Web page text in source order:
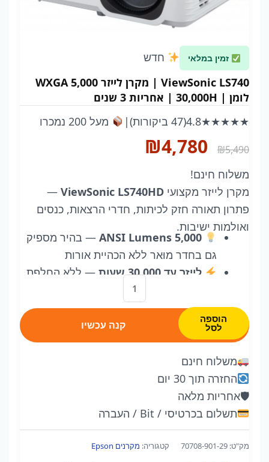
זמין במלאי
חדש
ViewSonic LS740 | מקרן לייזר WXGA 5,000
לומן | 30,000H | אחריות 3 שנים
★★★★★
4.8(47 ביקורות) | מעל 200 נמכרו
₪5,490 המחיר
המקורי
היה:
₪5,490.
₪4,780
₪4,780.
משלוח חינם!
מקרן לייזר מקצועי ViewSonic LS740HD
—
פתרון תאורה חזק לכיתות, חדרי הרצאות, כנסים
ואולמות ישיבות.
5,000 ANSI Lumens
— בהיר מספיק
גם בחדר מוּאר ללא הכהיית אורות
לייזר עד 30,000 שעות
— ללא החלפת
מנורה יקרה, עלות תחזוקה נמוכה
רזולוציהWXGA (1280×800) | תמונה
30"–300" | זום אופטי 1.3x
אחריות 3 שנים
שירות בבית הלקוח |
משלוח מהיר עד הדלת
כמות
של
LS740
5,000
הוספה
לסל קנה עכשיו
משלוח חינם
החזרה תוך 30 יום
🛡אחריות מלאה
תשלום בכרטיסי / Bit / העברה
מק"ט: 70708-901-29 קטגוריה: מקרנים Epson